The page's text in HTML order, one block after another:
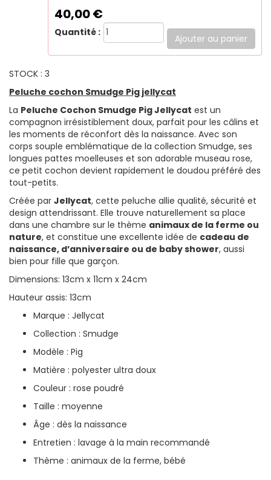
40,00€
Quantité :
STOCK : 3
Peluche cochon Smudge Pig jellycat
La Peluche Cochon Smudge Pig Jellycat est un
compagnon irrésistiblement doux, parfait pour les câlins et
les moments de réconfort dès la naissance. Avec son
corps souple emblématique de la collection Smudge, ses
longues pattes moelleuses et son adorable museau rose,
ce petit cochon devient rapidement le doudou préféré des
tout-petits.
Créée par Jellycat, cette peluche allie qualité, sécurité et
design attendrissant. Elle trouve naturellement sa place
dans une chambre sur le thème animaux de la ferme ou
nature, et constitue une excellente idée de cadeau de
naissance, d’anniversaire ou de baby shower, aussi
bien pour fille que garçon.
Dimensions: 13cm x 11cm x 24cm
Hauteur assis: 13cm
Marque : Jellycat
Collection : Smudge
Modèle : Pig
Matière : polyester ultra doux
Couleur : rose poudré
Taille : moyenne
Âge : dès la naissance
Entretien : lavage à la main recommandé
Thème : animaux de la ferme, bébé